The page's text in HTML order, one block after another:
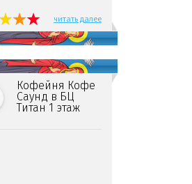
читать далее
Кофейня Кофе
Саунд в БЦ
Титан 1 этаж